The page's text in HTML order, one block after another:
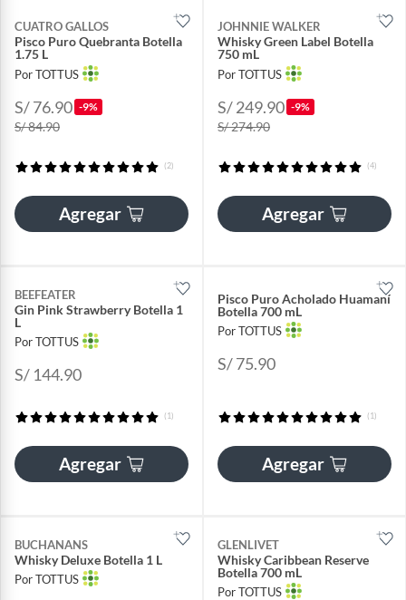
CUATRO GALLOS
Pisco Puro Quebranta Botella
1.75 L
Por TOTTUS
S/ 76.90 -9%
S/ 84.90
(2)
Agregar
JOHNNIE WALKER
Whisky Green Label Botella
750 mL
Por TOTTUS
S/ 249.90 -9%
S/ 274.90
(4)
Agregar
BEEFEATER
Gin Pink Strawberry Botella 1
L
Por TOTTUS
S/ 144.90
(1)
Agregar
Pisco Puro Acholado Huamaní
Botella 700 mL
Por TOTTUS
S/ 75.90
(1)
Agregar
BUCHANANS
Whisky Deluxe Botella 1 L
Por TOTTUS
GLENLIVET
Whisky Caribbean Reserve
Botella 700 mL
Por TOTTUS